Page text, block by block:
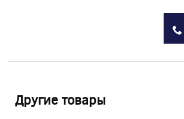
Другие товары